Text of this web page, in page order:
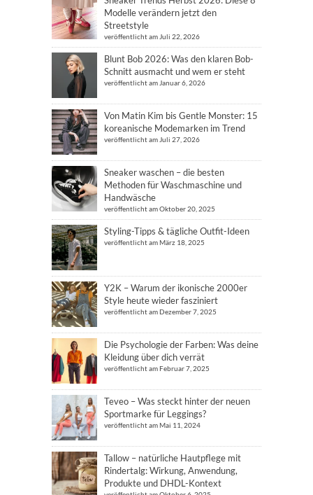
Modelle verändern jetzt den
Streetstyle
veröffentlicht am Juli 22, 2026
Blunt Bob 2026: Was den klaren Bob-
Schnitt ausmacht und wem er steht
veröffentlicht am Januar 6, 2026
Von Matin Kim bis Gentle Monster: 15
koreanische Modemarken im Trend
veröffentlicht am Juli 27, 2026
Sneaker waschen – die besten
Methoden für Waschmaschine und
Handwäsche
veröffentlicht am Oktober 20, 2025
Styling-Tipps & tägliche Outfit-Ideen
veröffentlicht am März 18, 2025
Y2K – Warum der ikonische 2000er
Style heute wieder fasziniert
veröffentlicht am Dezember 7, 2025
Die Psychologie der Farben: Was deine
Kleidung über dich verrät
veröffentlicht am Februar 7, 2025
Teveo – Was steckt hinter der neuen
Sportmarke für Leggings?
veröffentlicht am Mai 11, 2024
Tallow – natürliche Hautpflege mit
Rindertalg: Wirkung, Anwendung,
Produkte und DHDL-Kontext